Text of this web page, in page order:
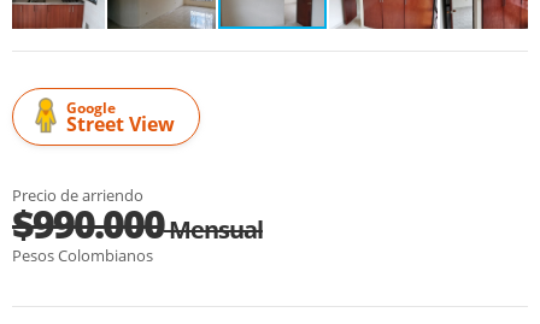
Google
Street View
Precio de arriendo
$990.000Mensual
Pesos Colombianos